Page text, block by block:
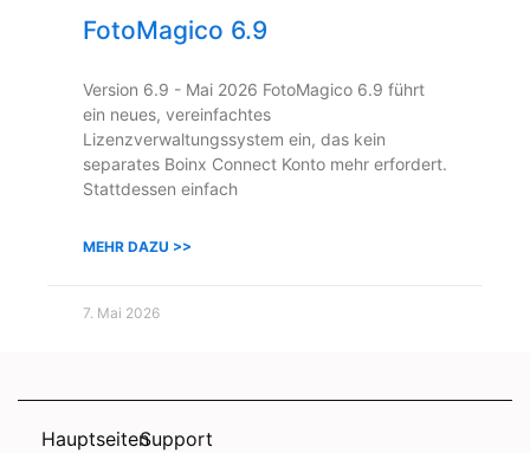
FotoMagico 6.9
Version 6.9 - Mai 2026 FotoMagico 6.9 führt
ein neues, vereinfachtes
Lizenzverwaltungssystem ein, das kein
separates Boinx Connect Konto mehr erfordert.
Stattdessen einfach
MEHR DAZU >>
7. Mai 2026
HauptseitenSupport